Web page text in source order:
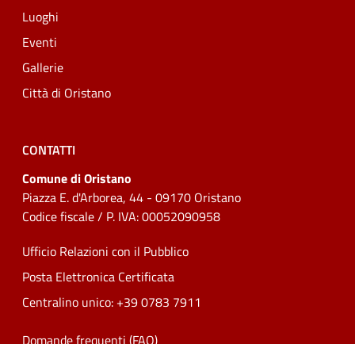
Luoghi
Eventi
Gallerie
Città di Oristano
CONTATTI
Comune di Oristano
Piazza E. d'Arborea, 44 - 09170 Oristano
Codice fiscale / P. IVA: 00052090958
Ufficio Relazioni con il Pubblico
Posta Elettronica Certificata
Centralino unico: +39 0783 7911